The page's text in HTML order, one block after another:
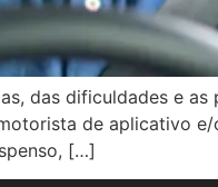
das dificuldades e as
de aplicativo
[…]